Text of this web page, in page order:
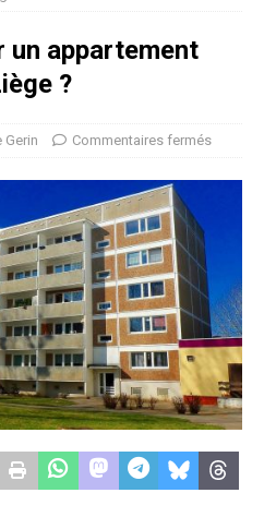
un appartement
?
Gerin Commentaires fermés